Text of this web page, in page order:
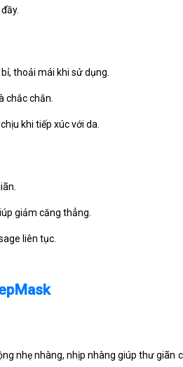
thoải mái khi sử dụng.
chắc chắn.
khi tiếp xúc với da.
giảm căng thẳng.
liên tục.
nhẹ nhàng, nhịp nhàng giúp thư giãn